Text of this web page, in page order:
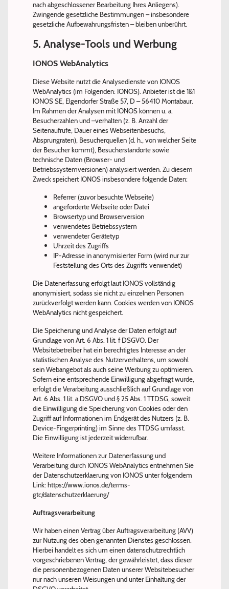
nach abgeschlossener Bearbeitung Ihres Anliegens).
Zwingende gesetzliche Bestimmungen – insbesondere
gesetzliche Aufbewahrungsfristen – bleiben unberührt.
5. Analyse-Tools und Werbung
IONOS WebAnalytics
Diese Website nutzt die Analysedienste von IONOS
WebAnalytics (im Folgenden: IONOS). Anbieter ist die 1&1
IONOS SE, Elgendorfer Straße 57, D – 56410 Montabaur.
Im Rahmen der Analysen mit IONOS können u. a.
Besucherzahlen und –verhalten (z. B. Anzahl der
Seitenaufrufe, Dauer eines Webseitenbesuchs,
Absprungraten), Besucherquellen (d. h., von welcher Seite
der Besucher kommt), Besucherstandorte sowie
technische Daten (Browser- und
Betriebssystemversionen) analysiert werden. Zu diesem
Zweck speichert IONOS insbesondere folgende Daten:
Referrer (zuvor besuchte Webseite)
angeforderte Webseite oder Datei
Browsertyp und Browserversion
verwendetes Betriebssystem
verwendeter Gerätetyp
Uhrzeit des Zugriffs
IP-Adresse in anonymisierter Form (wird nur zur
Feststellung des Orts des Zugriffs verwendet)
Die Datenerfassung erfolgt laut IONOS vollständig
anonymisiert, sodass sie nicht zu einzelnen Personen
zurückverfolgt werden kann. Cookies werden von IONOS
WebAnalytics nicht gespeichert.
Die Speicherung und Analyse der Daten erfolgt auf
Grundlage von Art. 6 Abs. 1 lit. f DSGVO. Der
Websitebetreiber hat ein berechtigtes Interesse an der
statistischen Analyse des Nutzerverhaltens, um sowohl
sein Webangebot als auch seine Werbung zu optimieren.
Sofern eine entsprechende Einwilligung abgefragt wurde,
erfolgt die Verarbeitung ausschließlich auf Grundlage von
Art. 6 Abs. 1 lit. a DSGVO und § 25 Abs. 1 TTDSG, soweit
die Einwilligung die Speicherung von Cookies oder den
Zugriff auf Informationen im Endgerät des Nutzers (z. B.
Device-Fingerprinting) im Sinne des TTDSG umfasst.
Die Einwilligung ist jederzeit widerrufbar.
Weitere Informationen zur Datenerfassung und
Verarbeitung durch IONOS WebAnalytics entnehmen Sie
der Datenschutzerklaerung von IONOS unter folgendem
Link: https://www.ionos.de/terms-
gtc/datenschutzerklaerung/
Auftragsverarbeitung
Wir haben einen Vertrag über Auftragsverarbeitung (AVV)
zur Nutzung des oben genannten Dienstes geschlossen.
Hierbei handelt es sich um einen datenschutzrechtlich
vorgeschriebenen Vertrag, der gewährleistet, dass dieser
die personenbezogenen Daten unserer Websitebesucher
nur nach unseren Weisungen und unter Einhaltung der